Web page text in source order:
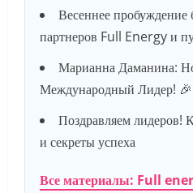
Весеннее
партнеров Full Energy и
Марианна Даманина:
Международный Лидер! 🎉
Поздравляем лидеров!
и секреты успеха
Все материалы: Full